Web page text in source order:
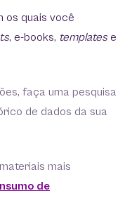
os quais você
, e-books, templatese
faça uma pesquisa
de dados da sua
mais
de